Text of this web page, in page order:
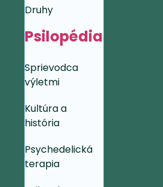
Druhy
Psilopédia
Sprievodca
výletmi
Kultúra a
história
Psychedelická
terapia